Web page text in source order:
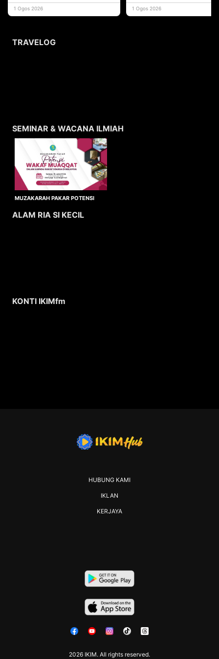
yang memberi ma
1 Ogos 2026
1 Ogos 2026
TRAVELOG
SEMINAR & WACANA ILMIAH
MUZAKARAH PAKAR POTENSI
ALAM RIA SI KECIL
KONTI IKIMfm
2026 IKIM. All rights reserved.
HUBUNG KAMI
IKLAN
KERJAYA